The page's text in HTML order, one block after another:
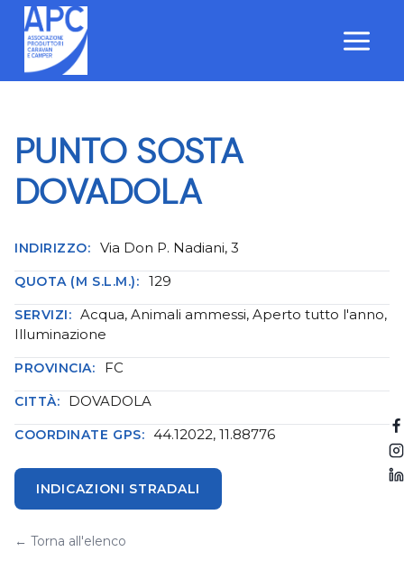
Salta
contenuto
PUNTO SOSTA
DOVADOLA
INDIRIZZO: Via Don P. Nadiani, 3
QUOTA (M S.L.M.): 129
SERVIZI: Acqua, Animali ammessi, Aperto tutto l'anno,
Illuminazione
PROVINCIA: FC
CITTÀ: DOVADOLA
COORDINATE GPS: 44.12022, 11.88776
INDICAZIONI STRADALI
← Torna all'elenco